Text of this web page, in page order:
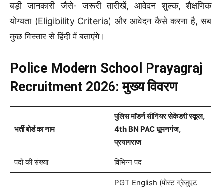
बड़ी जानकारी जैसे- जरूरी तारीखें, आवेदन शुल्क, शैक्षणिक
योग्यता (Eligibility Criteria) और आवेदन कैसे करना है, सब
कुछ विस्तार से हिंदी में बताएंगे।
Police Modern School Prayagraj
Recruitment 2026: मुख्य विवरण
भर्ती बोर्ड का नाम
पुलिस मॉडर्न सीनियर सेकेंडरी स्कूल,
4th BN PAC धूमनगंज,
प्रयागराज
पदों की संख्या विभिन्न पद
PGT English (पोस्ट ग्रेजुएट